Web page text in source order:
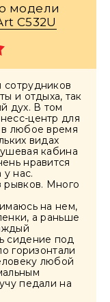
модели
C532U
и отдыха, так
дух. В том
центр для
любое время
видах
кабина
нравится
у нас.
рывков. Много
на нем,
а раньше
сидение под
горизонтали
любой
педали на